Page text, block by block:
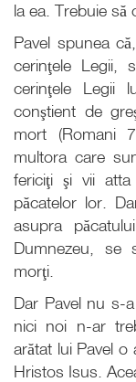
la ea. Trebuie să
Pavel spunea
cerinţele Legii,
cerinţele Legii
conştient de
mort (Romani
multora care
fericiţi şi vii
păcatelor lor.
asupra
Dumnezeu, se
morţi.
Dar Pavel nu s-
nici noi n-ar
arătat lui Pavel o
Hristos Isus.